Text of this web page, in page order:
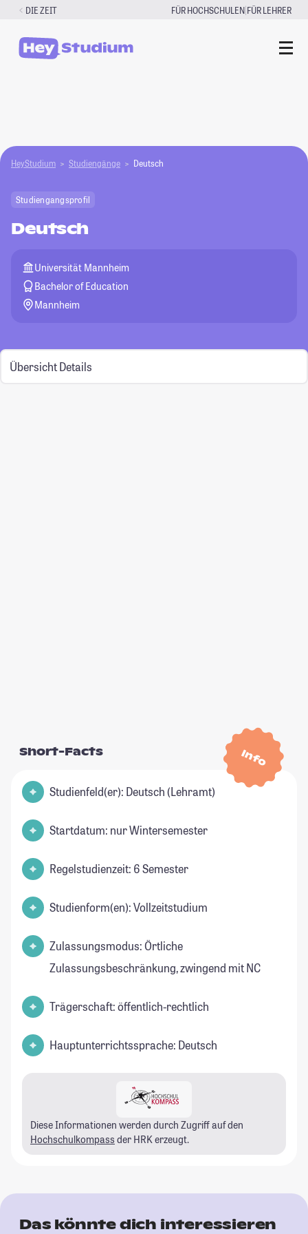
Zum
springen
DIE ZEIT FÜR HOCHSCHULEN|FÜR LEHRER
HeyStudium Studiengänge Deutsch
Studiengangsprofil
Deutsch
Universität Mannheim
Bachelor of Education
Mannheim
Übersicht Details
Info
Short-Facts
Studienfeld(er): Deutsch (Lehramt)
Startdatum: nur Wintersemester
Regelstudienzeit: 6 Semester
Studienform(en): Vollzeitstudium
Zulassungsmodus: Örtliche
Zulassungsbeschränkung, zwingend mit NC
Trägerschaft: öffentlich-rechtlich
Hauptunterrichtssprache: Deutsch
Diese Informationen werden durch Zugriff auf den
Hochschulkompass der HRK erzeugt.
Das könnte dich interessieren